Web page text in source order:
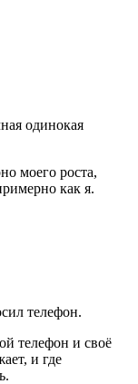
одинокая
моего роста,
как я.
телефон.
телефон и своё
и где